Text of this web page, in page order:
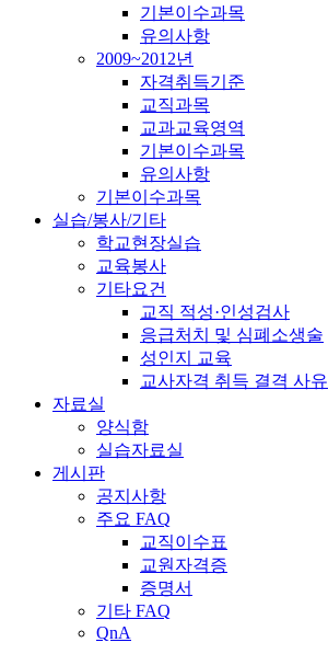
기본이수과목
유의사항
2009~2012년
자격취득기준
교직과목
교과교육영역
기본이수과목
유의사항
기본이수과목
실습/봉사/기타
학교현장실습
교육봉사
기타요건
교직 적성·인성검사
응급처치 및 심폐소생술
성인지 교육
교사자격 취득 결격 사유
자료실
양식함
실습자료실
게시판
공지사항
주요 FAQ
교직이수표
교원자격증
증명서
기타 FAQ
QnA